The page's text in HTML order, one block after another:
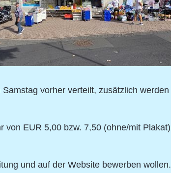
vorher verteilt, zusätzlich werden
von EUR 5,00 bzw. 7,50 (ohne/mit Plakat)
und auf der Website bewerben wollen.